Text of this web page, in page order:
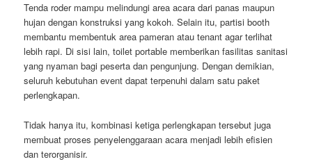
Tenda roder mampu melindungi area acara dari panas maupun
hujan dengan konstruksi yang kokoh. Selain itu, partisi booth
membantu membentuk area pameran atau tenant agar terlihat
lebih rapi. Di sisi lain, toilet portable memberikan fasilitas sanitasi
yang nyaman bagi peserta dan pengunjung. Dengan demikian,
seluruh kebutuhan event dapat terpenuhi dalam satu paket
perlengkapan.
Tidak hanya itu, kombinasi ketiga perlengkapan tersebut juga
membuat proses penyelenggaraan acara menjadi lebih efisien
dan terorganisir.